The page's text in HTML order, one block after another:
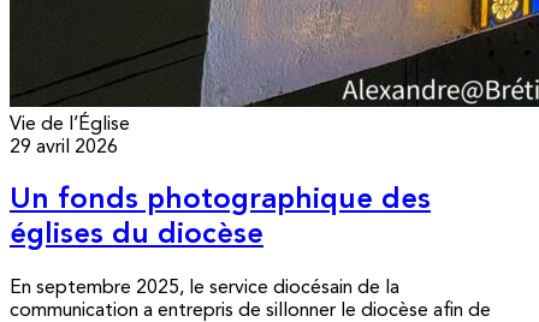
Vie de l’Église
29 avril 2026
Un fonds photographique des
églises du diocèse
En septembre 2025, le service diocésain de la
communication a entrepris de sillonner le diocèse afin de